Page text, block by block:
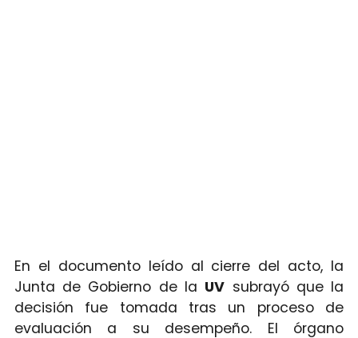
En el documento leído al cierre del acto, la
Junta de Gobierno de la UV subrayó que la
decisión fue tomada tras un proceso de
evaluación a su desempeño. El órgano